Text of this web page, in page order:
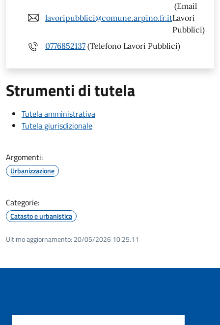
lavoripubblici@comune.arpino.fr.it
(Email
Lavori
Pubblici)
0776852137 (Telefono Lavori Pubblici)
Strumenti di tutela
Tutela amministrativa
Tutela giurisdizionale
Argomenti:
Urbanizzazione
Categorie:
Catasto e urbanistica
Ultimo aggiornamento: 20/05/2026 10:25.11